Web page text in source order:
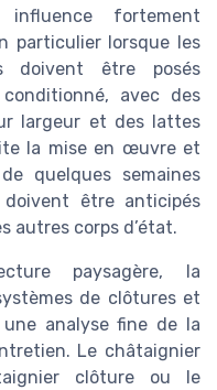
fortement
particulier lorsque les
doivent être posés
avec des
largeur et des lattes
la mise en œuvre et
quelques semaines
être anticipés
autres corps d’état.
paysagère, la
de clôtures et
analyse fine de la
Le châtaignier
clôture ou le